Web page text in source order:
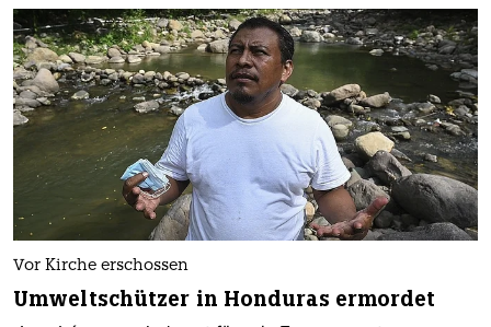
Vor Kirche erschossen
Umweltschützer in Honduras ermordet